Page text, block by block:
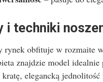
i techniki
rynek obfituje w rozmaite
znajdzie model
elegancką